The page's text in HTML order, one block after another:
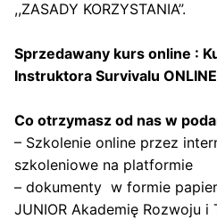
,,ZASADY KORZYSTANIA”.
Sprzedawany kurs online :
Instruktora Survivalu ONLINE
Co otrzymasz od nas w
– Szkolenie online przez
szkoleniowe na platformie
– dokumenty w formie
JUNIOR Akademię Rozwoju i